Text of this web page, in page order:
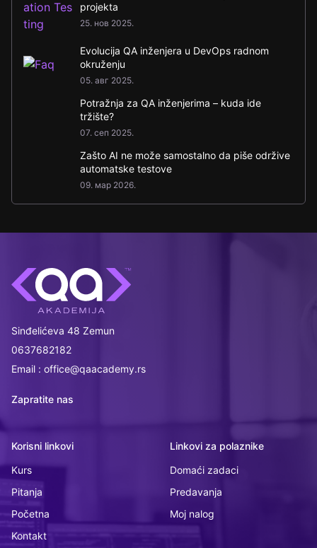
projekta
25. нов 2025.
Evolucija QA inženjera u DevOps radnom
okruženju
05. авг 2025.
Potražnja za QA inženjerima – kuda ide
tržište?
07. сеп 2025.
Zašto AI ne može samostalno da piše održive
automatske testove
09. мар 2026.
Sinđelićeva 48 Zemun
0637682182
Email : office@qaacademy.rs
Zapratite nas
Korisni linkovi
Kurs
Pitanja
Početna
Kontakt
Linkovi za polaznike
Domaći zadaci
Predavanja
Moj nalog